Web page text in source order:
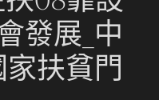
發展_中
家扶貧門